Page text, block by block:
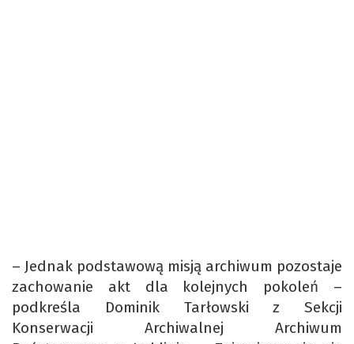
– Jednak podstawową misją archiwum pozostaje
zachowanie akt dla kolejnych pokoleń –
podkreśla Dominik Tarłowski z Sekcji
Konserwacji Archiwalnej Archiwum